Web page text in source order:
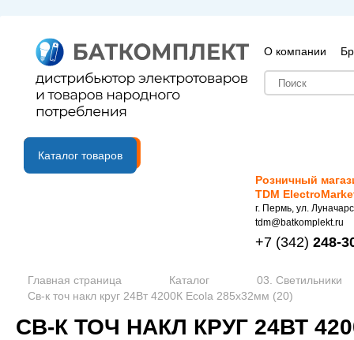
О компании
B2B портал
Каталог товаров
Розничный
TDM
г. Пермь, ул.
tdm@batkomplekt.ru
+7 (342) 248-
Главная страница Каталог
03. Светильники
Св-к точ накл круг 24Вт 4200К Ecola 285x32мм (20)
СВ-К ТОЧ НАКЛ КРУГ 24ВТ